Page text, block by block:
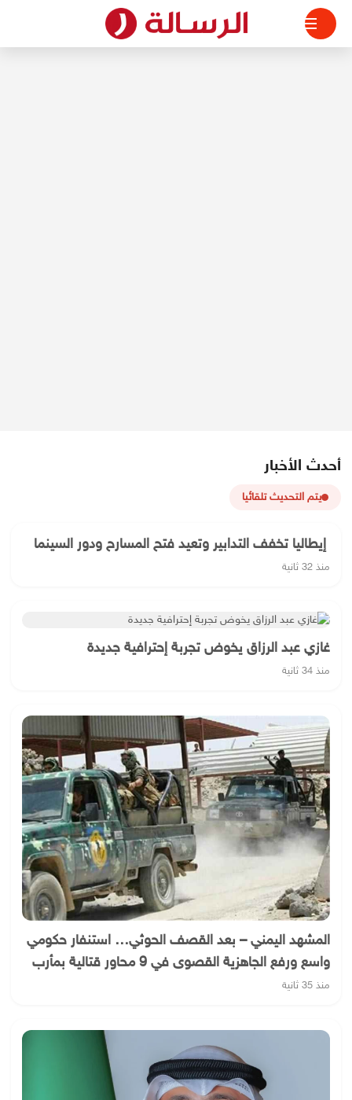
التجاوز
المحتوى
أحدث الأخبار
يتم التحديث تلقائيا
‫ إيطاليا تخفف التدابير وتعيد فتح المسارح ودور السينما
منذ 32 ثانية
غازي عبد الرزاق يخوض تجربة إحترافية جديدة
منذ 34 ثانية
المشهد اليمني – بعد القصف الحوثي… استنفار حكومي
واسع ورفع الجاهزية القصوى في 9 محاور قتالية بمأرب
منذ 35 ثانية